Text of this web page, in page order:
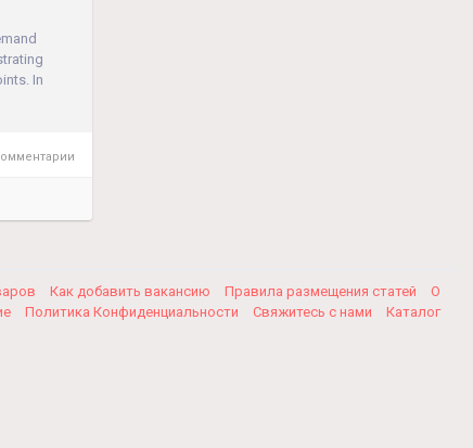
In
Как добавить вакансию Правила размещения статей
О
Политика Конфиденциальности Свяжитесь с нами Каталог